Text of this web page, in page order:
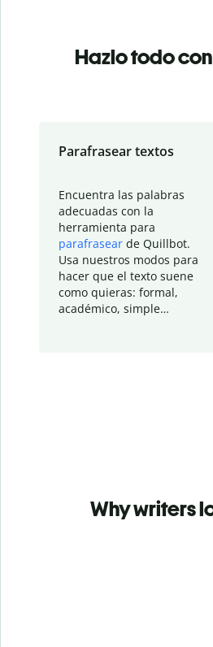
Hazlo todo
Parafrasear textos
Encuentra las palabras
adecuadas con la
herramienta para
parafrasear de Quillbot.
Usa nuestros modos para
hacer que el texto suene
como quieras: formal,
académico, simple…
Why writers